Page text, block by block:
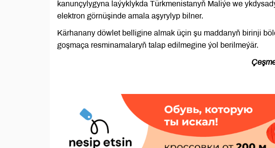
kanunçylygyna laýyklykda Türkmenistanyň Maliýe we
elektron görnüşinde amala aşyrylyp bilner.
Kärhanany döwlet belligine almak üçin şu maddanyň birinji
goşmaça resminamalaryň talap edilmegine ýol berilmeýär.